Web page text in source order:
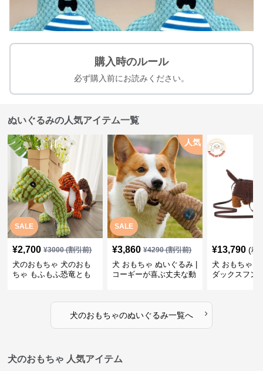
購入時のルール
必ず購入前にお読みください。
ぬいぐるみの人気アイテム一覧
SALE
¥2,700 ¥3000(割引前)
犬のおもちゃ 犬のおも
ちゃ もふもふ恐竜とも
SALE
人気
¥3,860 ¥4290(割引前)
犬 おもちゃ ぬいぐるみ |
コーギーが喜ぶ丈夫な動
¥13,790 (税
犬 おもちゃ
ダックスフン
犬のおもちゃのぬいぐるみ一覧へ ›
犬のおもちゃ 人気アイテム